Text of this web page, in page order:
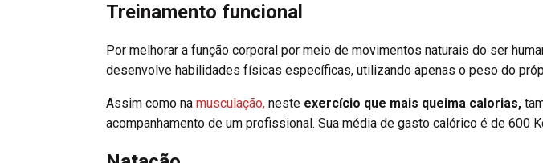
Treinamento funcional
Por melhorar a função corporal por meio de movimentos naturais do ser
desenvolve habilidades físicas específicas, utilizando apenas o peso do
Assim como na musculação, neste exercício que mais queima calorias,
acompanhamento de um profissional. Sua média de gasto calórico é de 600